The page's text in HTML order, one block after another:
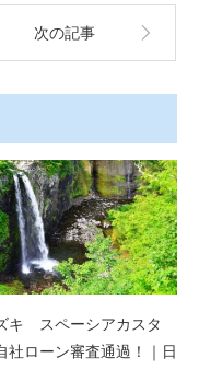
次の記事
キ スペーシアカスタ
社ローン審査通過！｜日